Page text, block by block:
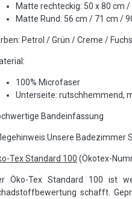
Matte rechteckig: 50 x 80 cm /
Matte Rund: 56 cm / 71 cm /
Petrol / Grün / Creme /
100% Microfaser
Unterseite: rutschhemmend,
Bandeinfassung
Badezimmer
Tex Standard 100 (Ökotex-
Öko-Tex Standard 100 ist
schafft.